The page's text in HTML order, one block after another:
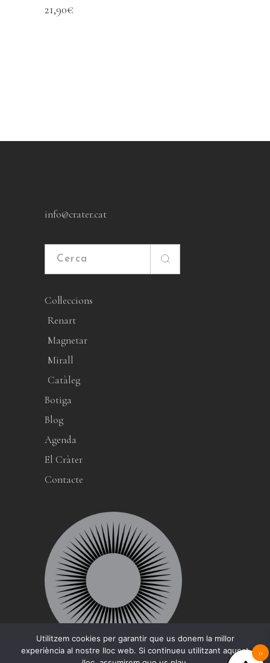
21,90€
info@crater.cat
Cerca
Col·leccions
Renart
Magnetar
Mirall
Catàleg
Botiga
Blog
Agenda
El Cràter
Contacte
0
Utilitzem cookies per garantir que us donem la millor
experiència al nostre lloc web. Si continueu utilitzant aquest